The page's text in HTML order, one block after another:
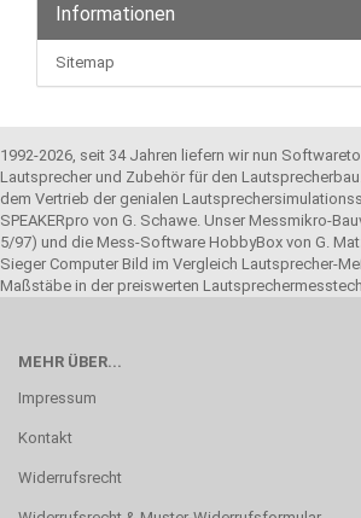
Informationen
Sitemap
1992-2026, seit 34 Jahren liefern wir nun
Lautsprecher und Zubehör für den
dem Vertrieb der genialen
SPEAKERpro von G. Schawe. Unser Messmikro-
5/97) und die Mess-Software HobbyBox von G.
Sieger Computer Bild im Vergleich Lautsprecher-
Maßstäbe in der preiswerten
MEHR ÜBER...
Impressum
Kontakt
Widerrufsrecht